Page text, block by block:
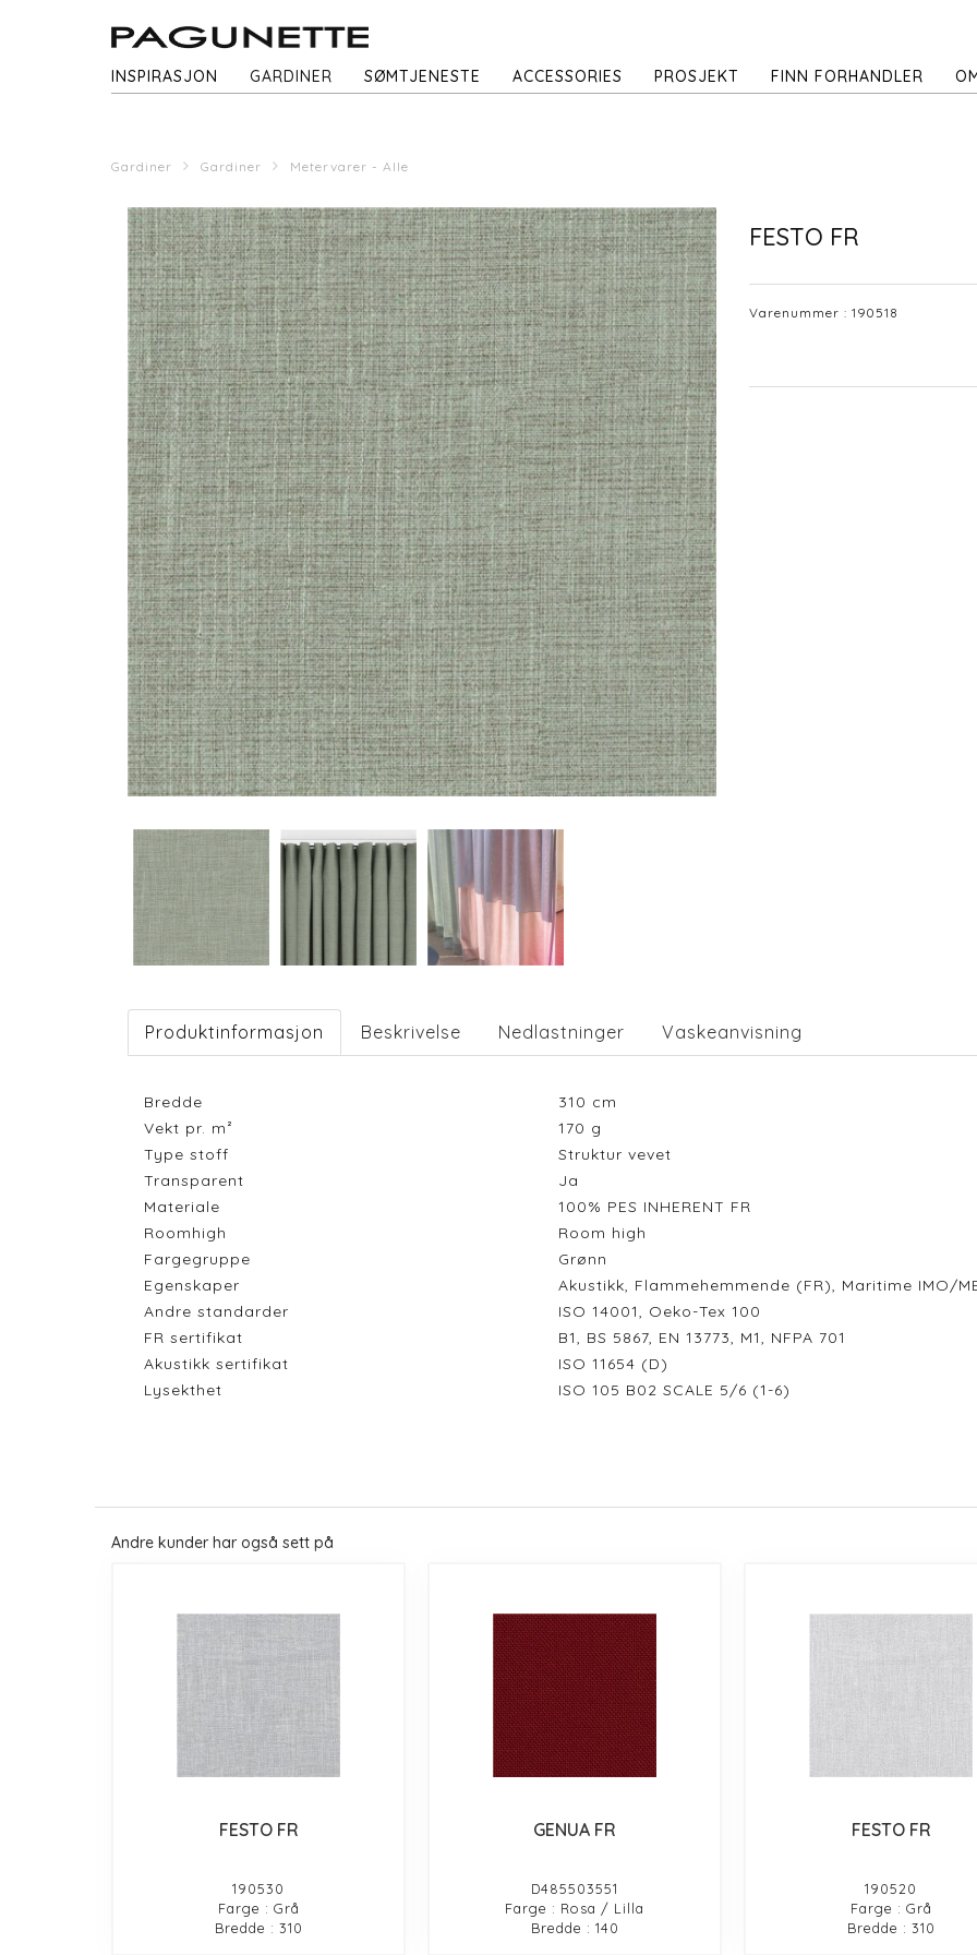
INSPIRASJON GARDINER SØMTJENESTE ACCESSORIES PROSJEKT FINN FORHANDLER
Gardiner Gardiner Metervarer - Alle
FESTO FR
Varenummer : 190518
Produktinformasjon Beskrivelse Nedlastninger Vaskeanvisning
Bredde 310 cm
Vekt pr. m²
170 g
Type stoff
Struktur vevet
Transparent
Ja
Materiale
100% PES INHERENT FR
Roomhigh
Room high
Fargegruppe
Grønn
Egenskaper
Akustikk, Flammehemmende (FR), Maritime IMO/
Andre standarder
ISO 14001, Oeko-Tex 100
FR sertifikat
B1, BS 5867, EN 13773, M1, NFPA 701
Akustikk sertifikat
ISO 11654 (D)
Lysekthet
ISO 105 B02 SCALE 5/6 (1-6)
Andre kunder har også sett på
FESTO FR
190530
Farge : Grå
Bredde : 310
GENUA FR
D485503551
Farge : Rosa / Lilla
Bredde : 140
FESTO FR
190520
Farge : Grå
Bredde : 310